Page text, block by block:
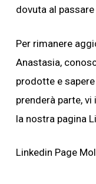
dovuta al
Per rimanere
Anastasia,
prodotte e
prenderà parte,
la nostra pagina
Linkedin Page